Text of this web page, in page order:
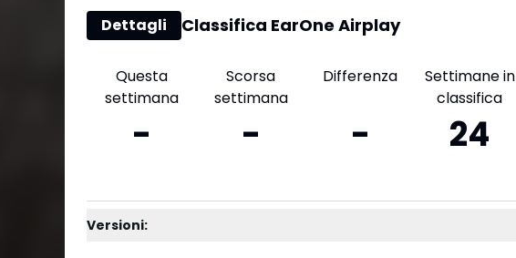
Dettagli Classifica EarOne Airplay
Questa
settimana
-
Scorsa
settimana
-
Differenza
-
Settimane in
classifica
24
Versioni: